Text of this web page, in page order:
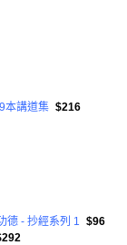
本講道集 $216
德 - 抄經系列 1 $96